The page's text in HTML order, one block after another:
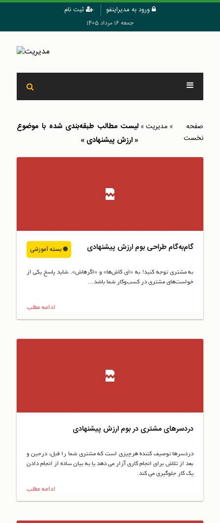
ورود به مدیراینفو ثبت نام
جمعه 16 مرداد 1405
صفحه
نخست
» مدیریت» لیست مطالب طبقه‌بندی شده با موضوع
« ارزش پیشنهادی »
گام‌به‌گام طراحی بوم ارزش پیشنهادی بسته آموزشی
به مشتری توجه کنید! به «ای کاش‌ها» و «اگرهاش». شاید پاسخ یکی از
خواست‌های مشتری در کسب‌و‌کار شما باشد...
ادامه مطلب
دردسرهای مشتری در بوم ارزش پیشنهادی
دردسرها توصیف کننده هرچیزی است که مشتری شما را قبل، درحین و
بعد از تلاش برای انجام کاری آزار می دهد یا به بیان ساده از انجام دادن
یک کار جلوگیری می کند.
ادامه مطلب